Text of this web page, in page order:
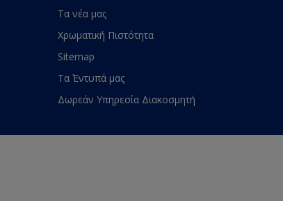
Τα νέα μας
Χρωματική Πιστότητα
Sitemap
Τα Έντυπά μας
Δωρεάν Υπηρεσία Διακοσμητή